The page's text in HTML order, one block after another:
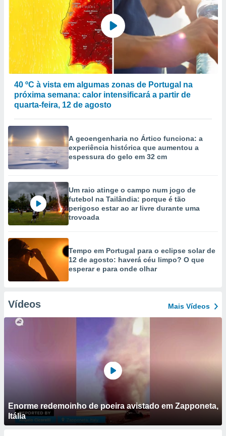
40 ºC à vista em algumas zonas de Portugal na
próxima semana: calor intensificará a partir de
quarta-feira, 12 de agosto
A geoengenharia no Ártico funciona: a
experiência histórica que aumentou a
espessura do gelo em 32 cm
Um raio atinge o campo num jogo de
futebol na Tailândia: porque é tão
perigoso estar ao ar livre durante uma
trovoada
Tempo em Portugal para o eclipse solar de
12 de agosto: haverá céu limpo? O que
esperar e para onde olhar
Vídeos Mais Vídeos
Enorme redemoinho de poeira avistado em Zapponeta,
Itália